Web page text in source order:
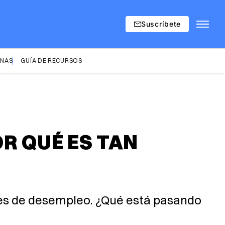
Suscríbete
GUÍA DE RECURSOS
QUÉ ES TAN
de desempleo. ¿Qué está pasando